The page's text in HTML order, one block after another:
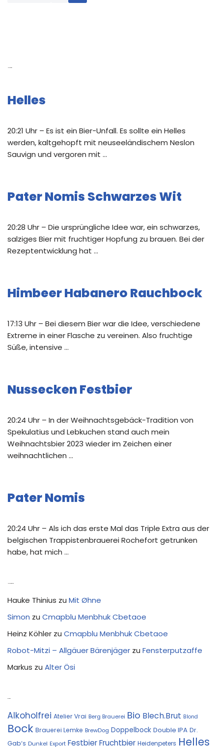
Helles
20:21 Uhr – Es ist ein Bier-Unfall. Es sollte ein Helles
werden, kaltgehopft mit neuseeländischem Neslon
Sauvign und vergoren mit …
Pater Nomis Schwarzes Wit
20:28 Uhr – Die ursprüngliche Idee war, ein schwarzes,
salziges Bier mit fruchtiger Hopfung zu brauen. Bei der
Rezeptentwicklung hat …
Himbeer Habanero Rauchbock
17:13 Uhr – Bei diesem Bier war die Idee, verschiedene
Extreme in einer Flasche zu vereinen. Also fruchtige
Süße, intensive …
Nussecken Festbier
20:24 Uhr – In der Weihnachtsgebäck-Tradition von
Spekulatius und Lebkuchen stand auch mein
Weihnachtsbier 2023 wieder im Zeichen einer
weihnachtlichen …
Pater Nomis
20:24 Uhr – Als ich das erste Mal das Triple Extra aus der
belgischen Trappistenbrauerei Rochefort getrunken
habe, hat mich …
Hauke Thinius zu Mit Øhne
Simon zu Cmapblu Menbhuk Cbetaoe
Heinz Köhler zu Cmapblu Menbhuk Cbetaoe
Robot-Mitzi – Allgäuer Bärenjäger zu Fensterputzaffe
Markus zu Alter Ösi
Alkoholfrei Atelier Vrai Berg Brauerei Bio Blech.Brut Blond
Bock Brauerei Lemke BrewDog Doppelbock Double IPA Dr.
Gab‘s Dunkel Export FestbierFruchtbier Heidenpeters Helles